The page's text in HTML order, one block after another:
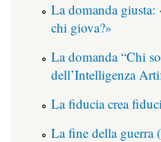
La domanda
chi giova?»
La domanda “Chi
dell’Intelligenza
La fiducia crea
La fine della guerra